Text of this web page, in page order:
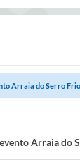
Arraia do Serro Frio
Arraia do